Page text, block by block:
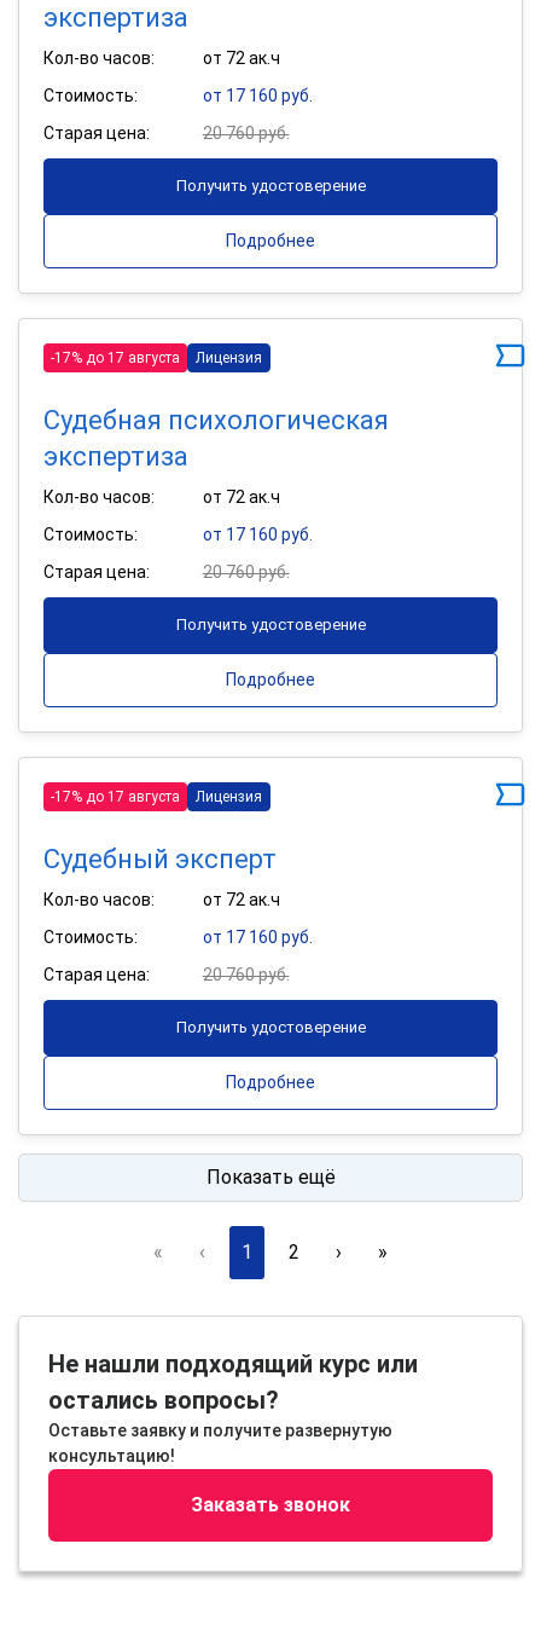
экспертиза
Кол-во часов:
от 72 ак.ч
Стоимость:
от 17 160 руб.
Старая цена:
20 760 руб.
Получить удостоверение
Подробнее
-17% до 17 августа Лицензия
Судебная психологическая
экспертиза
Кол-во часов:
от 72 ак.ч
Стоимость:
от 17 160 руб.
Старая цена:
20 760 руб.
Получить удостоверение
Подробнее
-17% до 17 августа Лицензия
Судебный эксперт
Кол-во часов:
от 72 ак.ч
Стоимость:
от 17 160 руб.
Старая цена:
20 760 руб.
Получить удостоверение
Подробнее
Показать ещё
« ‹ 1 2 › »
Не нашли подходящий курс или
остались вопросы?
Оставьте заявку и получите развернутую
консультацию!
Заказать звонок